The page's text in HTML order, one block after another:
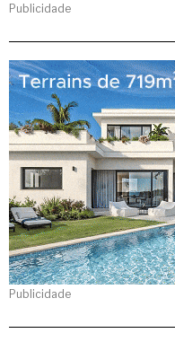
Publicidade
Publicidade